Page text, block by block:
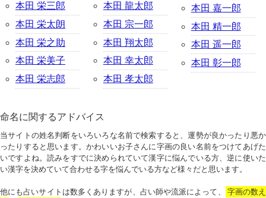
本田 栄三郎
本田 栄太朗
本田 栄之助
本田 栄美子
本田 栄志郎
本田 龍太郎
本田 宗一郎
本田 翔太郎
本田 幸太郎
本田 孝太郎
本田 嘉一郎
本田 精一郎
本田 遥一郎
本田 彰一郎
命名に関するアドバイス
当サイトの姓名判断をいろいろな名前で検索すると、運勢が良かったり悪か
ったりすると思います。かわいいお子さんに字画の良い名前をつけてあげた
いですよね。読みをすでに決められていて漢字に悩んでいる方、逆に使いた
い漢字を決めていて合わせる字を悩んでいる方など様々だと思います。
他にも占いサイトは数多くありますが、占い師や流派によって、
字画の数え